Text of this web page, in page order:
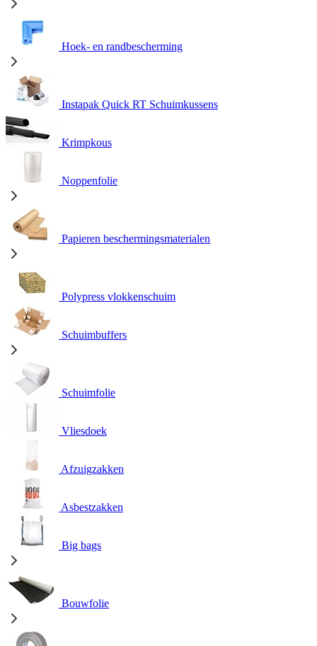
Hoek- en randbescherming
Instapak Quick RT Schuimkussens
Krimpkous
Noppenfolie
Papieren beschermingsmaterialen
Polypress vlokkenschuim
Schuimbuffers
Schuimfolie
Vliesdoek
Afzuigzakken
Asbestzakken
Big bags
Bouwfolie